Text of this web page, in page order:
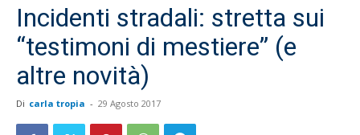
Incidenti stradali: stretta sui
“testimoni di mestiere” (e
altre novità)
Di carla tropia - 29 Agosto 2017